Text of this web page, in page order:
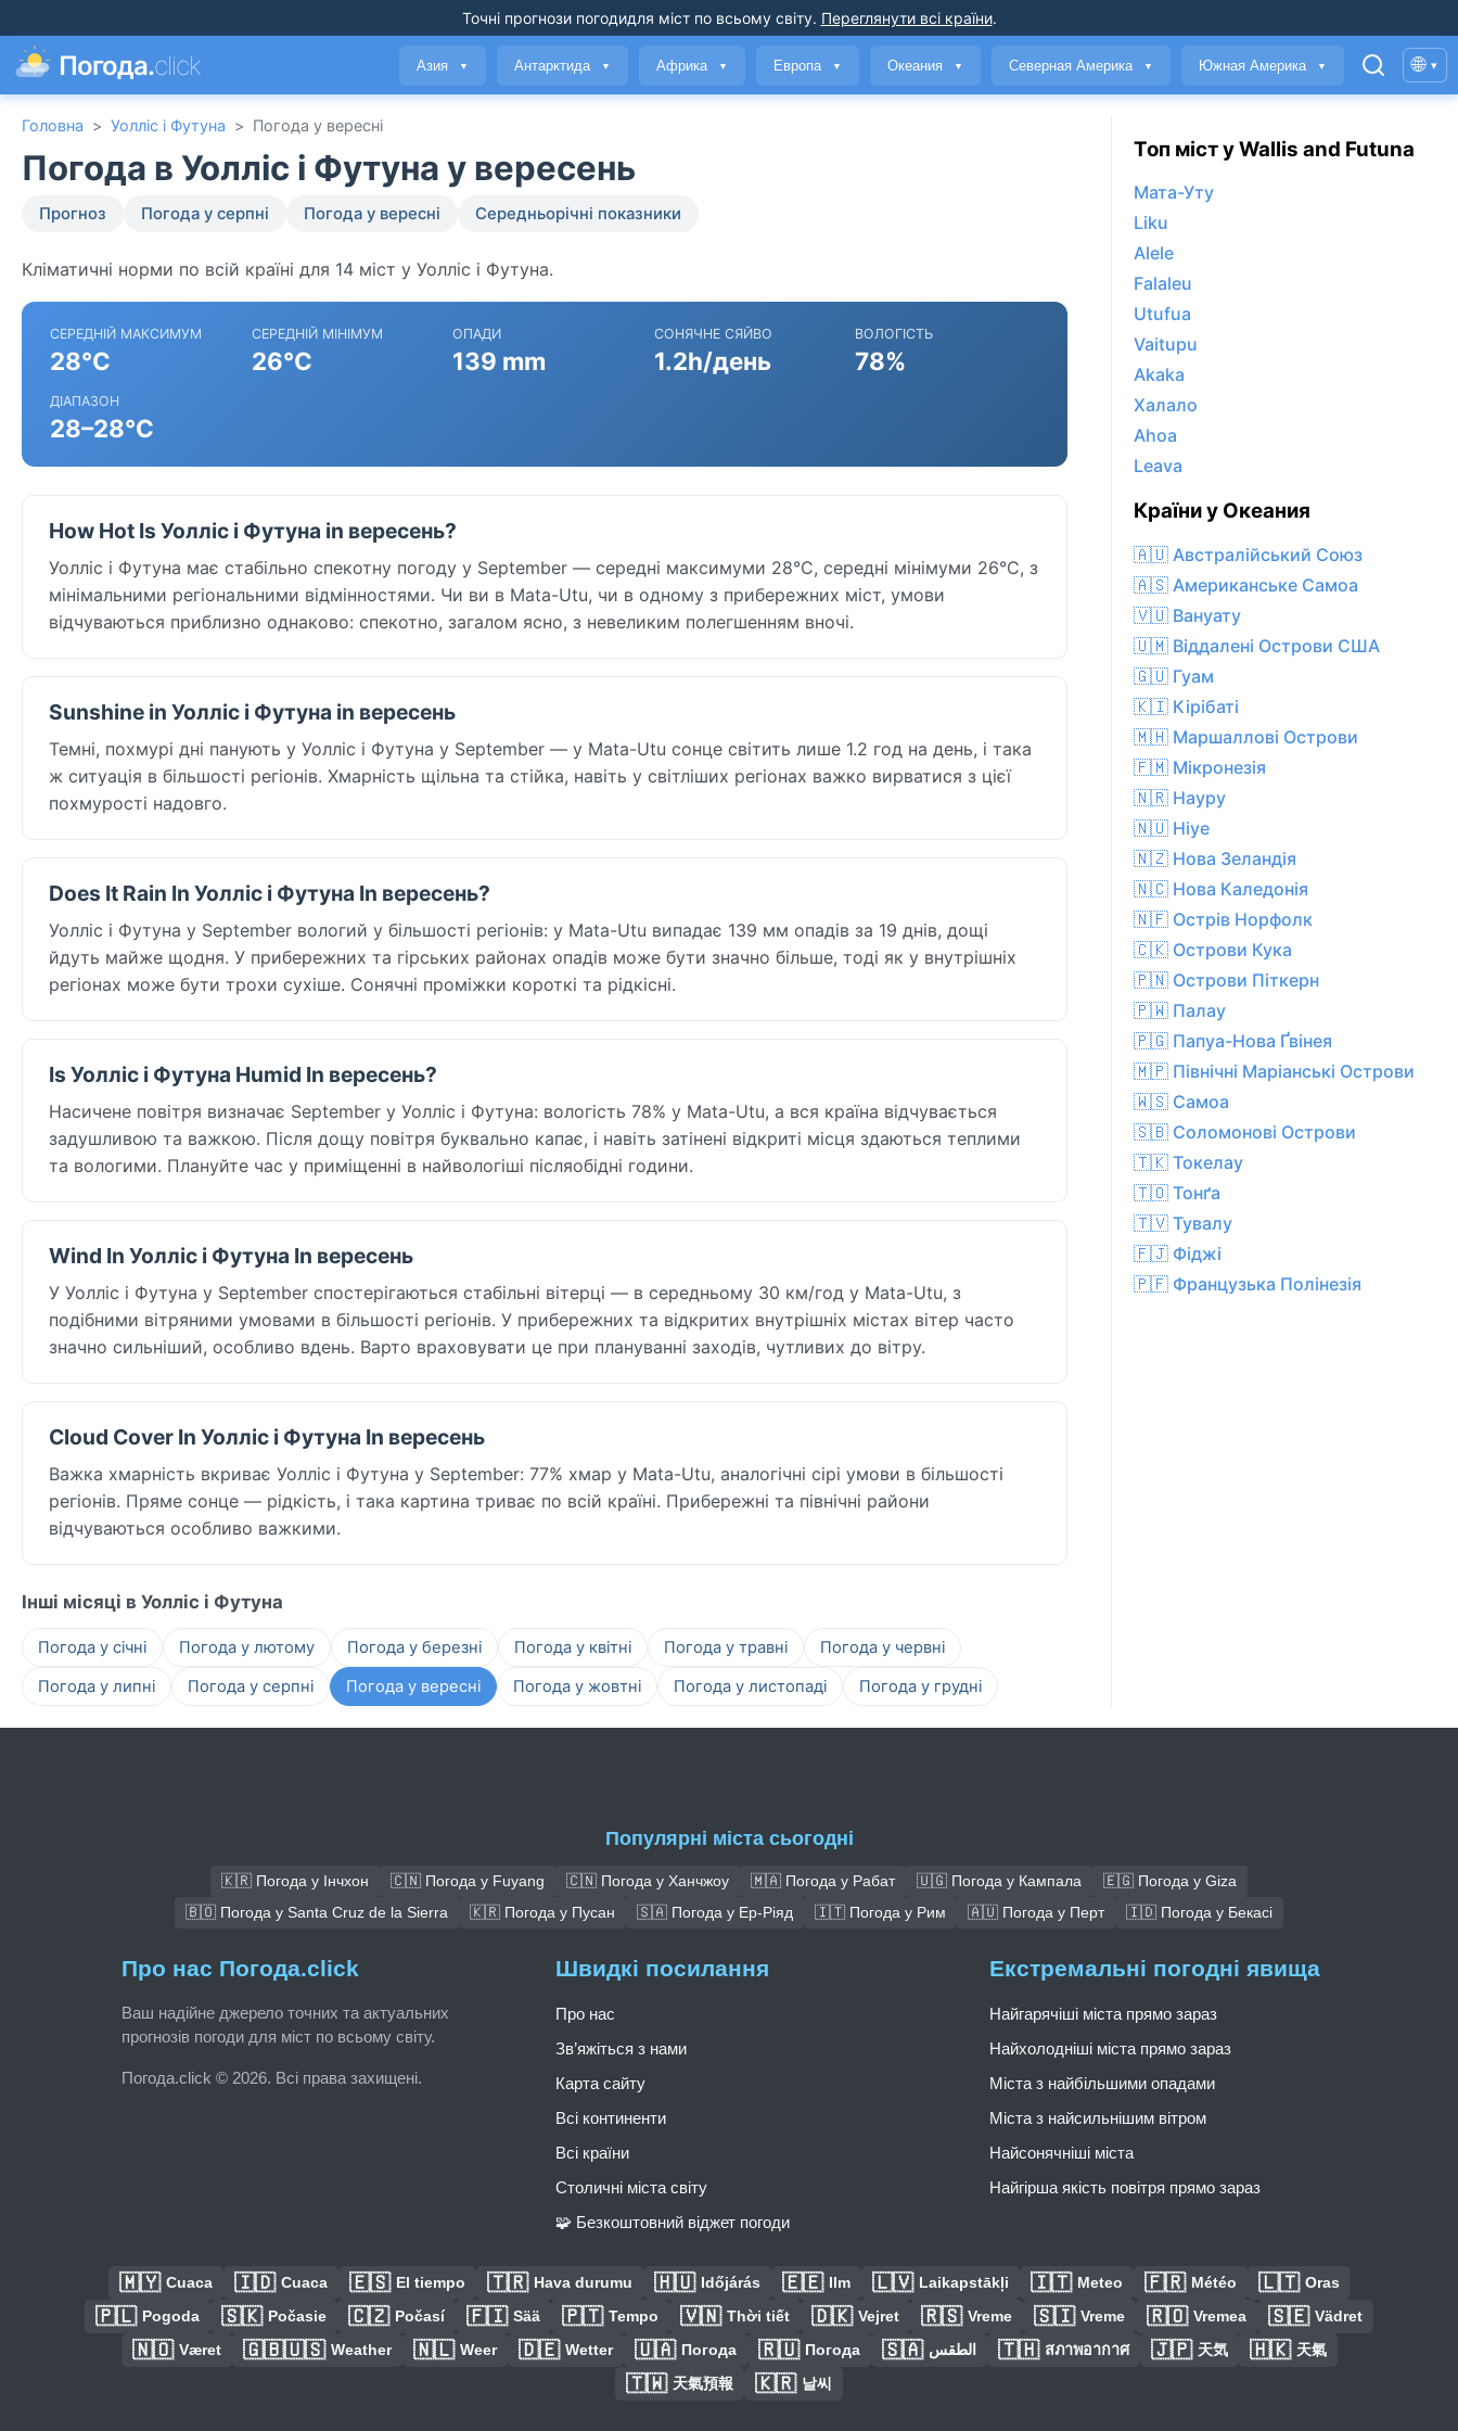
Точні прогнози погодидля міст по всьому світу. Переглянути всі країни.
Погода.click Азия ▼ Антарктида ▼ Африка ▼ Европа ▼ Океания ▼ Северная Америка ▼ Южная Америка ▼ 🌐 ▾
Головна > Уолліс і Футуна > Погода у вересні
Погода в Уолліс і Футуна у вересень
Прогноз Погода у серпні Погода у вересні Середньорічні показники
Кліматичні норми по всій країні для 14 міст у Уолліс і Футуна.
СЕРЕДНІЙ МАКСИМУМ
28°C
СЕРЕДНІЙ МІНІМУМ
26°C
ОПАДИ
139 mm
СОНЯЧНЕ СЯЙВО
1.2h/день
ВОЛОГІСТЬ
78%
ДІАПАЗОН
28–28°C
How Hot Is Уолліс і Футуна in вересень?
Уолліс і Футуна має стабільно спекотну погоду у September — середні максимуми 28°C, середні мінімуми 26°C, з
мінімальними регіональними відмінностями. Чи ви в Mata-Utu, чи в одному з прибережних міст, умови
відчуваються приблизно однаково: спекотно, загалом ясно, з невеликим полегшенням вночі.
Sunshine in Уолліс і Футуна in вересень
Темні, похмурі дні панують у Уолліс і Футуна у September — у Mata-Utu сонце світить лише 1.2 год на день, і така
ж ситуація в більшості регіонів. Хмарність щільна та стійка, навіть у світліших регіонах важко вирватися з цієї
похмурості надовго.
Does It Rain In Уолліс і Футуна In вересень?
Уолліс і Футуна у September вологий у більшості регіонів: у Mata-Utu випадає 139 мм опадів за 19 днів, дощі
йдуть майже щодня. У прибережних та гірських районах опадів може бути значно більше, тоді як у внутрішніх
регіонах може бути трохи сухіше. Сонячні проміжки короткі та рідкісні.
Is Уолліс і Футуна Humid In вересень?
Насичене повітря визначає September у Уолліс і Футуна: вологість 78% у Mata-Utu, а вся країна відчувається
задушливою та важкою. Після дощу повітря буквально капає, і навіть затінені відкриті місця здаються теплими
та вологими. Плануйте час у приміщенні в найвологіші післяобідні години.
Wind In Уолліс і Футуна In вересень
У Уолліс і Футуна у September спостерігаються стабільні вітерці — в середньому 30 км/год у Mata-Utu, з
подібними вітряними умовами в більшості регіонів. У прибережних та відкритих внутрішніх містах вітер часто
значно сильніший, особливо вдень. Варто враховувати це при плануванні заходів, чутливих до вітру.
Cloud Cover In Уолліс і Футуна In вересень
Важка хмарність вкриває Уолліс і Футуна у September: 77% хмар у Mata-Utu, аналогічні сірі умови в більшості
регіонів. Пряме сонце — рідкість, і така картина триває по всій країні. Прибережні та північні райони
відчуваються особливо важкими.
Інші місяці в Уолліс і Футуна
Погода у січні Погода у лютому Погода у березні Погода у квітні Погода у травні
Погода у червні
Погода у липні
Погода у серпні Погода у вересні Погода у жовтні Погода у листопаді Погода у грудні
Топ міст у Wallis and Futuna
Мата-Уту
Liku
Alele
Falaleu
Utufua
Vaitupu
Akaka
Халало
Ahoa
Leava
Країни у Океания
🇦🇺 Австралійський Союз
🇦🇸 Американське Самоа
🇻🇺 Вануату
🇺🇲 Віддалені Острови США
🇬🇺 Гуам
🇰🇮 Кірібаті
🇲🇭 Маршаллові Острови
🇫🇲 Мікронезія
🇳🇷 Науру
🇳🇺 Ніуе
🇳🇿 Нова Зеландія
🇳🇨 Нова Каледонія
🇳🇫 Острів Норфолк
🇨🇰 Острови Кука
🇵🇳 Острови Піткерн
🇵🇼 Палау
🇵🇬 Папуа-Нова Ґвінея
🇲🇵 Північні Маріанські Острови
🇼🇸 Самоа
🇸🇧 Соломонові Острови
🇹🇰 Токелау
🇹🇴 Тонґа
🇹🇻 Тувалу
🇫🇯 Фіджі
🇵🇫 Французька Полінезія
Популярні міста сьогодні
🇰🇷 Погода у Інчхон 🇨🇳 Погода у Fuyang 🇨🇳 Погода у Ханчжоу 🇲🇦 Погода у Рабат 🇺🇬 Погода у Кампала
🇪🇬 Погода у Giza
🇧🇴 Погода у Santa Cruz de la Sierra
🇰🇷 Погода у Пусан 🇸🇦 Погода у Ер-Ріяд 🇮🇹 Погода у Рим 🇦🇺 Погода у Перт 🇮🇩 Погода у Бекасі
Про нас Погода.click
Ваш надійне джерело точних та актуальних
прогнозів погоди для міст по всьому світу.
Погода.click © 2026. Всі права захищені.
Швидкі посилання
Про нас
Зв’яжіться з нами
Карта сайту
Всі континенти
Всі країни
Столичні міста світу
🧩 Безкоштовний віджет погоди
Екстремальні погодні явища
Найгарячіші міста прямо зараз
Найхолодніші міста прямо зараз
Міста з найбільшими опадами
Міста з найсильнішим вітром
Найсонячніші міста
Найгірша якість повітря прямо зараз
🇲🇾 Cuaca 🇮🇩 Cuaca 🇪🇸 El tiempo 🇹🇷 Hava durumu 🇭🇺 Időjárás 🇪🇪 Ilm 🇱🇻 Laikapstākļi 🇮🇹 Meteo 🇫🇷 Météo 🇱🇹 Oras
🇵🇱 Pogoda 🇸🇰 Počasie 🇨🇿 Počasí 🇫🇮 Sää 🇵🇹 Tempo 🇻🇳 Thời tiết 🇩🇰 Vejret 🇷🇸 Vreme 🇸🇮 Vreme 🇷🇴 Vremea 🇸🇪 Vädret
🇳🇴 Været 🇬🇧🇺🇸 Weather 🇳🇱 Weer 🇩🇪 Wetter 🇺🇦 Погода 🇷🇺 Погода 🇸🇦 الطقس 🇹🇭 สภาพอากาศ 🇯🇵 天気 🇭🇰 天氣
🇹🇼 天氣預報 🇰🇷 날씨